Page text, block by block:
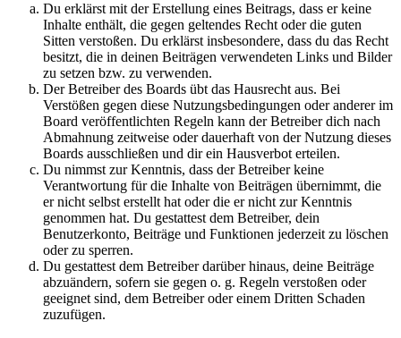
Du erklärst mit der Erstellung eines Beitrags, dass er keine
Inhalte enthält, die gegen geltendes Recht oder die guten
Sitten verstoßen. Du erklärst insbesondere, dass du das Recht
besitzt, die in deinen Beiträgen verwendeten Links und Bilder
zu setzen bzw. zu verwenden.
Der Betreiber des Boards übt das Hausrecht aus. Bei
Verstößen gegen diese Nutzungsbedingungen oder anderer im
Board veröffentlichten Regeln kann der Betreiber dich nach
Abmahnung zeitweise oder dauerhaft von der Nutzung dieses
Boards ausschließen und dir ein Hausverbot erteilen.
Du nimmst zur Kenntnis, dass der Betreiber keine
Verantwortung für die Inhalte von Beiträgen übernimmt, die
er nicht selbst erstellt hat oder die er nicht zur Kenntnis
genommen hat. Du gestattest dem Betreiber, dein
Benutzerkonto, Beiträge und Funktionen jederzeit zu löschen
oder zu sperren.
Du gestattest dem Betreiber darüber hinaus, deine Beiträge
abzuändern, sofern sie gegen o. g. Regeln verstoßen oder
geeignet sind, dem Betreiber oder einem Dritten Schaden
zuzufügen.